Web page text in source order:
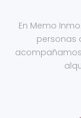
En Memo
personas